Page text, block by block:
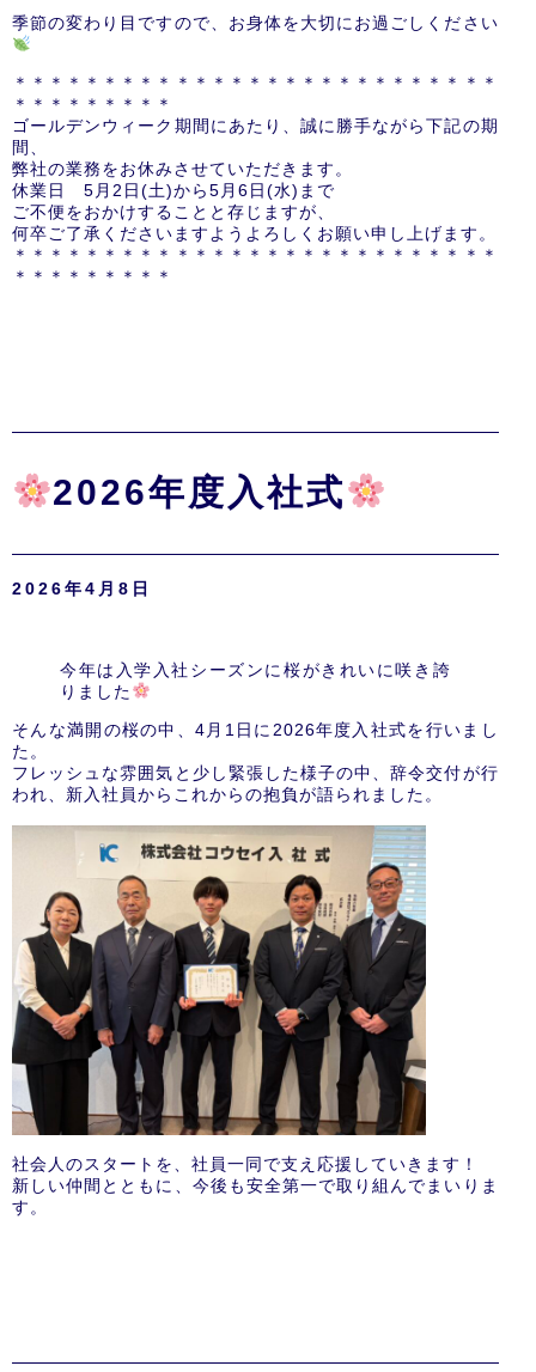
季節の変わり目ですので、お身体を大切にお過ごしください
＊＊＊＊＊＊＊＊＊＊＊＊＊＊＊＊＊＊＊＊＊＊＊＊＊＊＊
＊＊＊＊＊＊＊＊＊
ゴールデンウィーク期間にあたり、誠に勝手ながら下記の期
間、
弊社の業務をお休みさせていただきます。
休業日 5月2日(土)から5月6日(水)まで
ご不便をおかけすることと存じますが、
何卒ご了承くださいますようよろしくお願い申し上げます。
＊＊＊＊＊＊＊＊＊＊＊＊＊＊＊＊＊＊＊＊＊＊＊＊＊＊＊
＊＊＊＊＊＊＊＊＊
2026年度入社式
2026年4月8日
今年は入学入社シーズンに桜がきれいに咲き誇
りました
そんな満開の桜の中、4月1日に2026年度入社式を行いまし
た。
フレッシュな雰囲気と少し緊張した様子の中、辞令交付が行
われ、新入社員からこれからの抱負が語られました。
社会人のスタートを、社員一同で支え応援していきます！
新しい仲間とともに、今後も安全第一で取り組んでまいりま
す。